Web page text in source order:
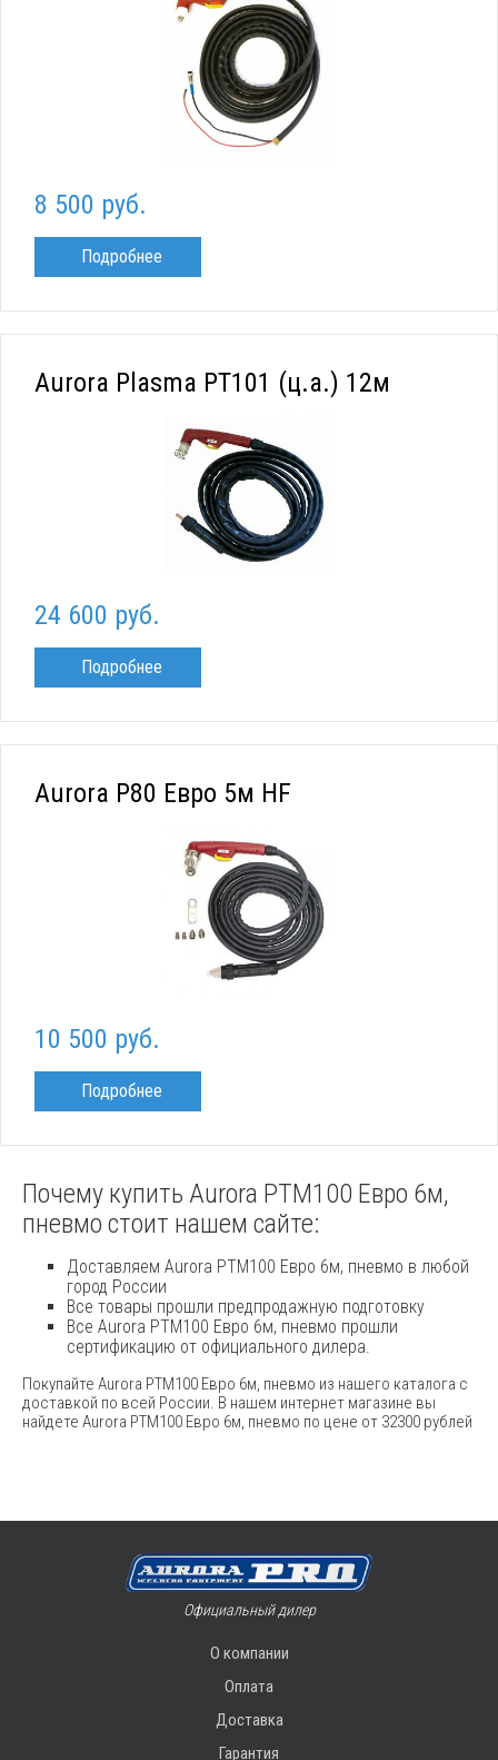
8 500 руб.
Подробнее
Aurora Plasma PT101 (ц.а.) 12м
24 600 руб.
Подробнее
Aurora P80 Евро 5м HF
10 500 руб.
Подробнее
Почему купить Aurora PTM100 Евро 6м,
пневмо стоит нашем сайте:
Доставляем Aurora PTM100 Евро 6м, пневмо в любой
город России
Все товары прошли предпродажную подготовку
Все Aurora PTM100 Евро 6м, пневмо прошли
сертификацию от официального дилера.
Покупайте Aurora PTM100 Евро 6м, пневмо из нашего каталога с
доставкой по всей России. В нашем интернет магазине вы
найдете Aurora PTM100 Евро 6м, пневмо по цене от 32300 рублей
Официальный дилер
О компании
Оплата
Доставка
Гарантия